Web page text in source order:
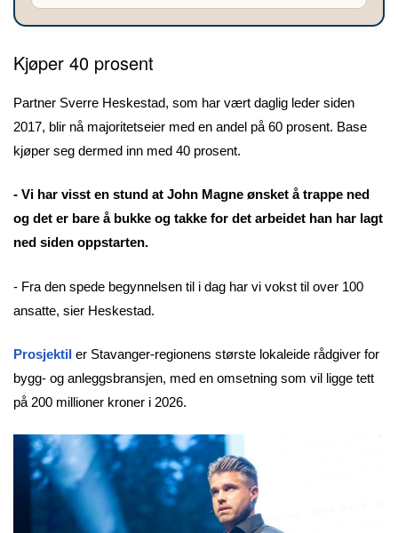
Kjøper 40 prosent
Partner Sverre Heskestad, som har vært daglig leder siden
2017, blir nå majoritetseier med en andel på 60 prosent. Base
kjøper seg dermed inn med 40 prosent.
- Vi har visst en stund at John Magne ønsket å trappe ned
og det er bare å bukke og takke for det arbeidet han har lagt
ned siden oppstarten.
- Fra den spede begynnelsen til i dag har vi vokst til over 100
ansatte, sier Heskestad.
Prosjektil er Stavanger-regionens største lokaleide rådgiver for
bygg- og anleggsbransjen, med en omsetning som vil ligge tett
på 200 millioner kroner i 2026.